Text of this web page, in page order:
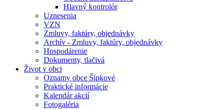
Hlavný kontrolór
Uznesenia
VZN
Zmluvy, faktúry, objednávky
Archív - Zmluvy, faktúry, objednávky
Hospodárenie
Dokumenty, tlačivá
Život v obci
Oznamy obce Šípkové
Praktické informácie
Kalendár akcií
Fotogaléria